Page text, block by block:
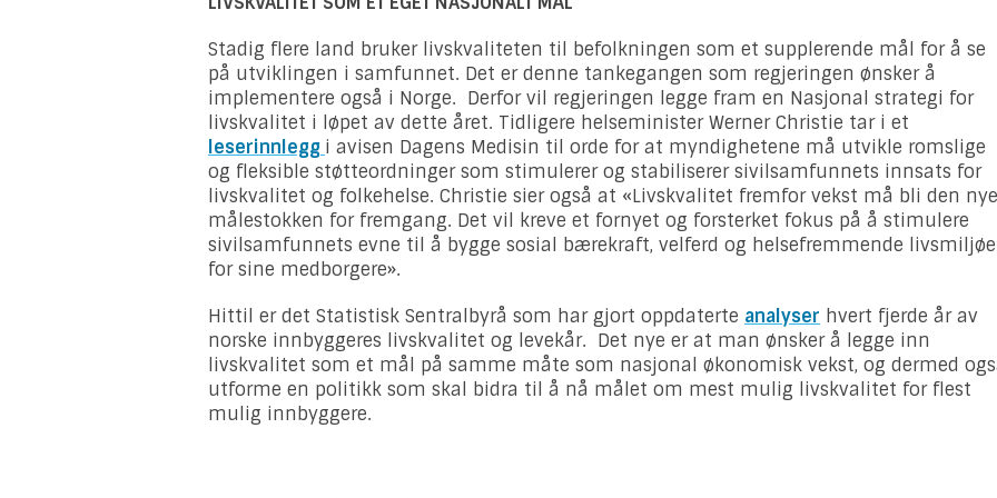
Stadig flere land bruker livskvaliteten til befolkningen som et supplerende mål for å se
på utviklingen i samfunnet. Det er denne tankegangen som regjeringen ønsker å
implementere også i Norge. Derfor vil regjeringen legge fram en Nasjonal strategi for
livskvalitet i løpet av dette året. Tidligere helseminister Werner Christie tar i et
leserinnlegg i avisen Dagens Medisin til orde for at myndighetene må utvikle romslige
og fleksible støtteordninger som stimulerer og stabiliserer sivilsamfunnets innsats for
livskvalitet og folkehelse. Christie sier også at «Livskvalitet fremfor vekst må bli den nye
målestokken for fremgang. Det vil kreve et fornyet og forsterket fokus på å stimulere
sivilsamfunnets evne til å bygge sosial bærekraft, velferd og helsefremmende
for sine medborgere».
Hittil er det Statistisk Sentralbyrå som har gjort oppdaterte analyser hvert fjerde år av
norske innbyggeres livskvalitet og levekår. Det nye er at man ønsker å legge inn
livskvalitet som et mål på samme måte som nasjonal økonomisk vekst, og dermed
utforme en politikk som skal bidra til å nå målet om mest mulig livskvalitet for flest
mulig innbyggere.